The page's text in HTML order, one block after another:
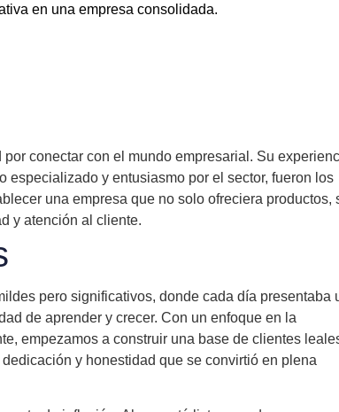
en una empresa consolidada.
conectar con el mundo empresarial. Su
especializado y entusiasmo por el sector, fueron los
una empresa que no solo ofreciera productos,
y atención al cliente.
pero significativos, donde cada día presentaba
de aprender y crecer. Con un enfoque en la
, empezamos a construir una base de clientes
y honestidad que se convirtió en plena